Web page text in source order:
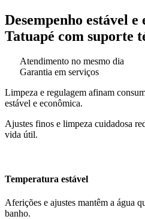
Desempenho estável e
Tatuapé com suporte
Atendimento no mesmo dia
Garantia em serviços
Limpeza e regulagem afinam
estável e econômica.
Ajustes finos e limpeza cuidadosa
vida útil.
Temperatura estável
Aferições e ajustes mantêm a água
banho.